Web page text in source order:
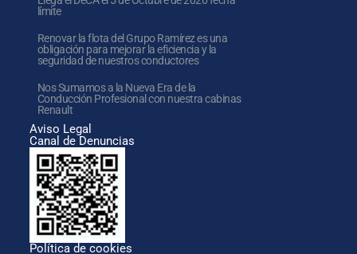
límite
Renovar la flota del Grupo Ramírez es una
obligación para mejorar la eficiencia y la
seguridad de nuestros conductores
Nos Sumamos a la Nueva Era de la
Conducción Profesional con nuestra cabinas
Renault
Aviso Legal
Canal de Denuncias
Política de cookies